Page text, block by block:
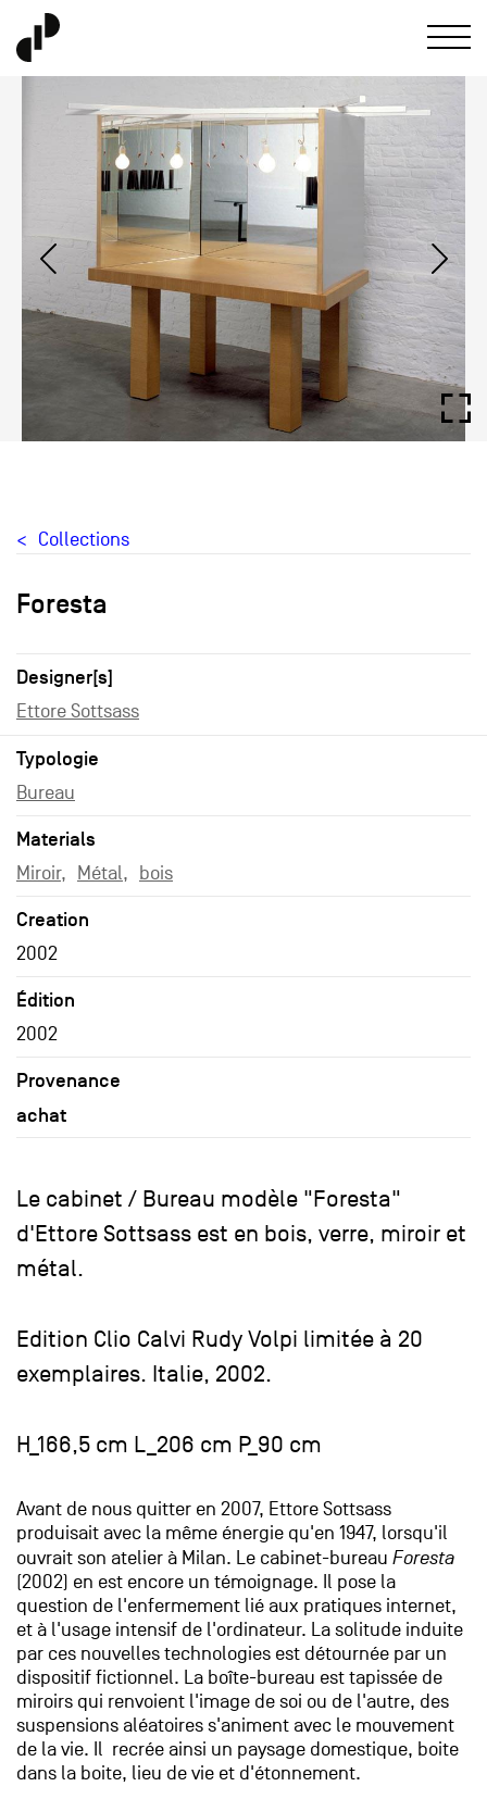
Collections
Foresta
Designer[s]
Ettore Sottsass
Typologie
Bureau
Materials
Miroir Métal bois
Creation
2002
Édition
2002
Provenance
achat
Le cabinet / Bureau modèle "Foresta"
d'Ettore Sottsass est en bois, verre, miroir et
métal.
Edition Clio Calvi Rudy Volpi limitée à 20
exemplaires. Italie, 2002.
H_166,5 cm L_206 cm P_90 cm
Avant de nous quitter en 2007, Ettore Sottsass
produisait avec la même énergie qu'en 1947, lorsqu'il
ouvrait son atelier à Milan. Le cabinet-bureau Foresta
(2002) en est encore un témoignage. Il pose la
question de l'enfermement lié aux pratiques internet,
et à l'usage intensif de l'ordinateur. La solitude induite
par ces nouvelles technologies est détournée par un
dispositif fictionnel. La boîte-bureau est tapissée de
miroirs qui renvoient l'image de soi ou de l'autre, des
suspensions aléatoires s'animent avec le mouvement
de la vie. Il recrée ainsi un paysage domestique, boite
dans la boite, lieu de vie et d'étonnement.